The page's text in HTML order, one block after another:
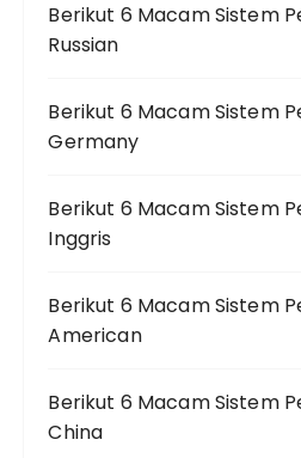
Berikut 6 Macam Sistem
Russian
Berikut 6 Macam Sistem
Germany
Berikut 6 Macam Sistem
Inggris
Berikut 6 Macam Sistem
American
Berikut 6 Macam Sistem
China